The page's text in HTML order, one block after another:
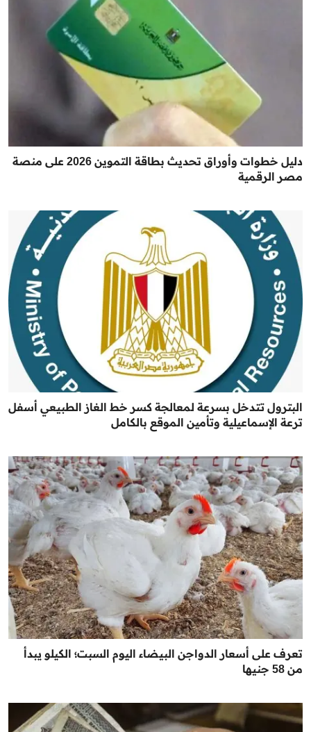
دليل خطوات وأوراق تحديث بطاقة التموين 2026 على منصة
مصر الرقمية
البترول تتدخل بسرعة لمعالجة كسر خط الغاز الطبيعي أسفل
ترعة الإسماعيلية وتأمين الموقع بالكامل
تعرف على أسعار الدواجن البيضاء اليوم السبت؛ الكيلو يبدأ
من 58 جنيها